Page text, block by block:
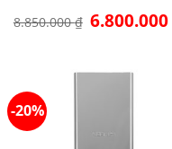
8.850.000₫ Giá
gốc
6.800.000
-20%